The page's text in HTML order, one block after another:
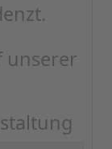
unserer